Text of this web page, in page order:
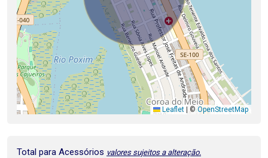
Leaflet ©OpenStreetMap
Total para Acessórios valores sujeitos a alteração.